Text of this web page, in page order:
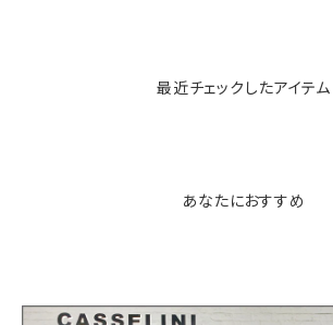
最近チェックしたアイテム
あなたにおすすめ